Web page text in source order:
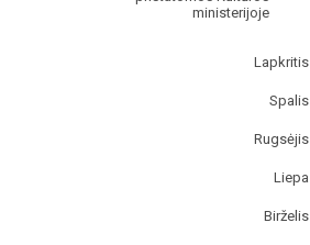
ministerijoje
Lapkritis
Spalis
Rugsėjis
Liepa
Birželis